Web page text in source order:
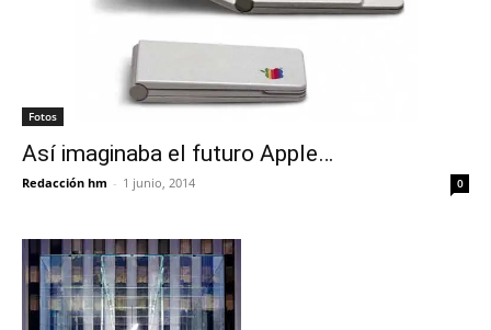
Fotos
Así imaginaba el futuro Apple…
Redacción hm - 1 junio, 2014 0